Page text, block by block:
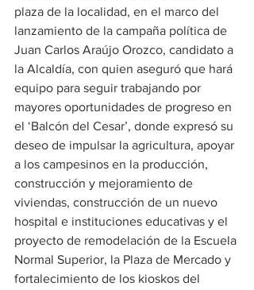
plaza de la localidad, en el marco del
lanzamiento de la campaña política de
Juan Carlos Araújo Orozco, candidato a
la Alcaldía, con quien aseguró que hará
equipo para seguir trabajando por
mayores oportunidades de progreso en
el ‘Balcón del Cesar’, donde expresó su
deseo de impulsar la agricultura, apoyar
a los campesinos en la producción,
construcción y mejoramiento de
viviendas, construcción de un nuevo
hospital e instituciones educativas y el
proyecto de remodelación de la Escuela
Normal Superior, la Plaza de Mercado y
fortalecimiento de los kioskos del